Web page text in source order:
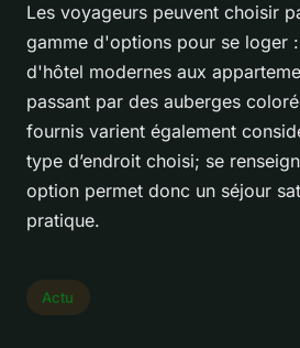
Les voyageurs peuvent choisir
gamme d'options pour se loger
d'hôtel modernes aux
passant par des auberges
fournis varient également
type d’endroit choisi; se
option permet donc un séjour
pratique.
Actu